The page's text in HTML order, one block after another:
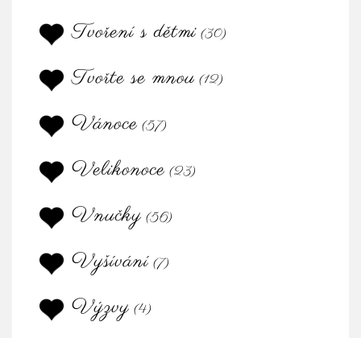
Tvoření s dětmi (30)
Tvořte se mnou (12)
Vánoce (57)
Velikonoce (23)
Vnučky (56)
Vyšívání (7)
Výzvy (4)